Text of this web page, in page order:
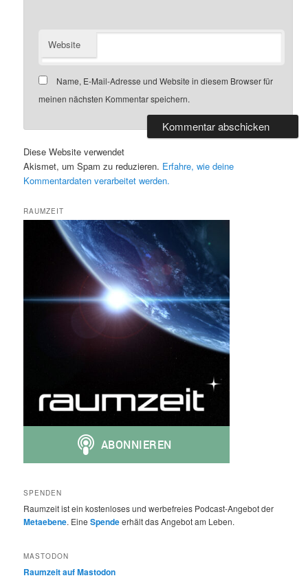
Website
Name, E-Mail-Adresse und Website in diesem Browser für
meinen nächsten Kommentar speichern.
Diese Website verwendet
Akismet, um Spam zu reduzieren. Erfahre, wie deine
Kommentardaten verarbeitet werden.
RAUMZEIT
SPENDEN
Raumzeit ist ein kostenloses und werbefreies Podcast-Angebot der
Metaebene. EineSpendeerhält das Angebot am Leben.
MASTODON
Raumzeit auf Mastodon